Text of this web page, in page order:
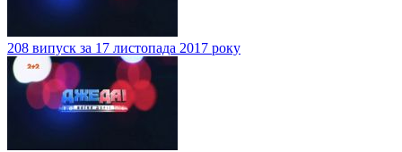
208 випуск за 17 листопада 2017 року